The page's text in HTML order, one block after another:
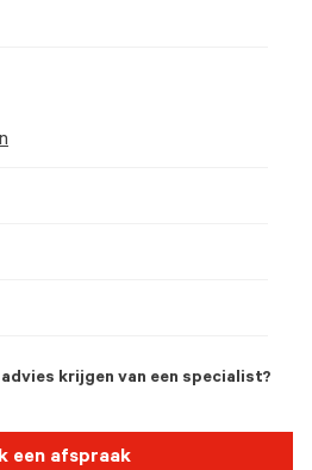
krijgen van een specialist?
een afspraak